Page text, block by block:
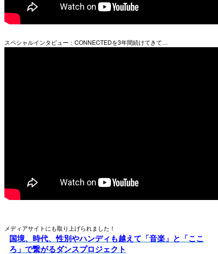
スペシャルインタビュー：CONNECTEDを3年間続けてきて…
メディアサイトにも取り上げられました！
国境、時代、性別やハンディも越えて「音楽」と「ここ
ろ」で繋がるダンスプロジェクト